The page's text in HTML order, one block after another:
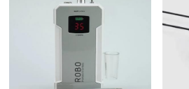
經典單根圓毛
WL睫毛
技術課程
教學教室